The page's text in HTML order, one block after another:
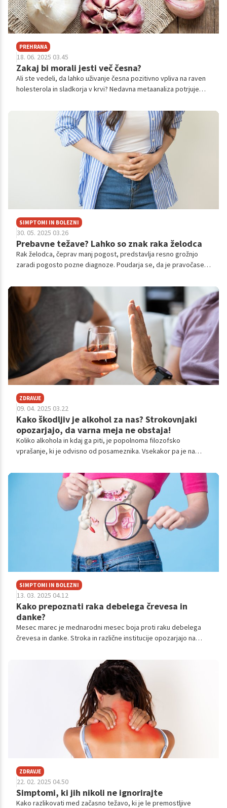
PREHRANA
18. 06. 2025 03.45
Zakaj bi morali jesti več česna?
Ali ste vedeli, da lahko uživanje česna pozitivno vpliva na raven
holesterola in sladkorja v krvi? Nedavna metaanaliza potrjuje
nadzora nad sladkorjem v krvi. Raziskava poudarja
pomembnost vključitve česna v vašo prehrano za splošno dobro
SIMPTOMI IN BOLEZNI
30. 05. 2025 03.26
Prebavne težave? Lahko so znak raka želodca
Rak želodca, čeprav manj pogost, predstavlja resno grožnjo
zaradi pogosto pozne diagnoze. Poudarja se, da je pravočasen
zdravljenja.
ZDRAVJE
09. 04. 2025 03.22
Kako škodljiv je alkohol za nas? Strokovnjaki
opozarjajo, da varna meja ne obstaja!
Koliko alkohola in kdaj ga piti, je popolnoma filozofsko
vprašanje, ki je odvisno od posameznika. Vsekakor pa je na
– varne meje pitja alkohola ni.
SIMPTOMI IN BOLEZNI
13. 03. 2025 04.12
Kako prepoznati raka debelega črevesa in
danke?
Mesec marec je mednarodni mesec boja proti raku debelega
črevesa in danke. Stroka in različne institucije opozarjajo na
debelega črevesa in danke je 4. najpogostejši rak pri ženskah in
moških, piše Nacionalni inštitut Slovenije, a ga je mogoče ob
zgodnjem odkrivanju popolnoma preprečiti. Kaj je ključno za
preventivo, kaj pomaga pri zgodnjemu odkrivanju bolezni in
navsezadnje, kako lahko prepoznamo znake te bolezni?
ZDRAVJE
22. 02. 2025 04.50
Simptomi, ki jih nikoli ne ignorirajte
Kako razlikovati med začasno težavo, ki je le premostljive